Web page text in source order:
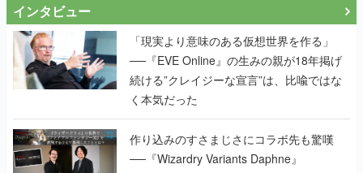
インタビュー
「現実より意味のある仮想世界を作る」
──『EVE Online』の生みの親が18年掲げ
続ける”クレイジーな宣言”は、比喩ではな
く本気だった
作り込みのすさまじさにコラボ先も驚嘆
──『Wizardry Variants Daphne』